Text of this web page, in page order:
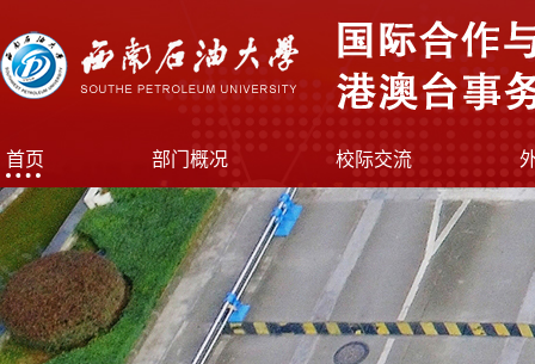
首页 部门概况 校际交流